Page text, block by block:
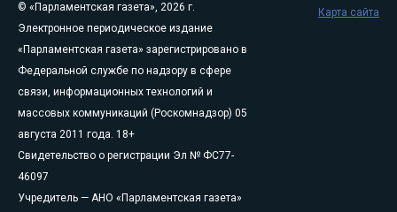
© «Парламентская газета», 2026 г.
Электронное периодическое издание
«Парламентская газета» зарегистрировано в
Федеральной службе по надзору в сфере
связи, информационных технологий и
массовых коммуникаций (Роскомнадзор) 05
августа 2011 года. 18+
Свидетельство о регистрации Эл № ФС77-
46097
Учредитель — АНО «Парламентская газета»
Карта сайта